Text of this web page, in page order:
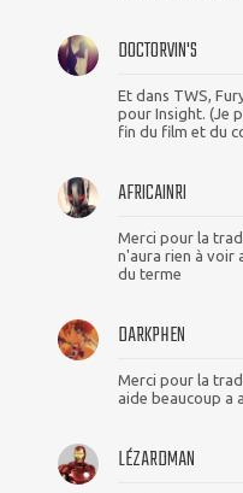
DOCTORVIN'S
Et dans TWS,
pour Insight. (Je
fin du film et du
AFRICAINRI
Merci pour la
n'aura rien à voir
du terme
DARKPHEN
Merci pour la
aide beaucoup a
LÉZARDMAN